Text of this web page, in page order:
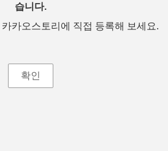
습니다.
카오스토리에 직접 등록해 보세요.
확인